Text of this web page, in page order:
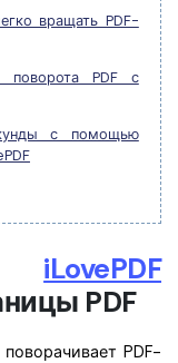
вращать PDF-
поворота PDF с
с помощью
iLovePDF
PDF
PDF-